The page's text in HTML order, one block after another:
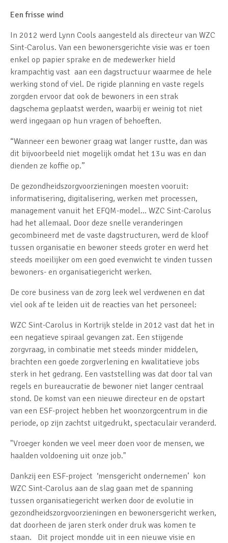
Een frisse wind
In 2012 werd Lynn Cools aangesteld als directeur van WZC
Sint-Carolus. Van een bewonersgerichte visie was er toen
enkel op papier sprake en de medewerker hield
krampachtig vast aan een dagstructuur waarmee de hele
werking stond of viel. De rigide planning en vaste regels
zorgden ervoor dat ook de bewoners in een strak
dagschema geplaatst werden, waarbij er weinig tot niet
werd ingegaan op hun vragen of behoeften.
“Wanneer een bewoner graag wat langer rustte, dan was
dit bijvoorbeeld niet mogelijk omdat het 13u was en dan
dienden ze koffie op.”
De gezondheidszorgvoorzieningen moesten vooruit:
informatisering, digitalisering, werken met processen,
management vanuit het EFQM-model… WZC Sint-Carolus
had het allemaal. Door deze snelle veranderingen
gecombineerd met de vaste dagstructuren, werd de kloof
tussen organisatie en bewoner steeds groter en werd het
steeds moeilijker om een goed evenwicht te vinden tussen
bewoners- en organisatiegericht werken.
De core business van de zorg leek wel verdwenen en dat
viel ook af te leiden uit de reacties van het personeel:
WZC Sint-Carolus in Kortrijk stelde in 2012 vast dat het in
een negatieve spiraal gevangen zat. Een stijgende
zorgvraag, in combinatie met steeds minder middelen,
brachten een goede zorgverlening en kwalitatieve jobs
sterk in het gedrang. Een vaststelling was dat door tal van
regels en bureaucratie de bewoner niet langer centraal
stond. De komst van een nieuwe directeur en de opstart
van een ESF-project hebben het woonzorgcentrum in die
periode, op zijn zachtst uitgedrukt, spectaculair veranderd.
"Vroeger konden we veel meer doen voor de mensen, we
haalden voldoening uit onze job."
Dankzij een ESF-project ‘mensgericht ondernemen’ kon
WZC Sint-Carolus aan de slag gaan met de spanning
tussen organisatiegericht werken door de evolutie in
gezondheidszorgvoorzieningen en bewonersgericht werken,
dat doorheen de jaren sterk onder druk was komen te
staan. Dit project mondde uit in een nieuwe visie en